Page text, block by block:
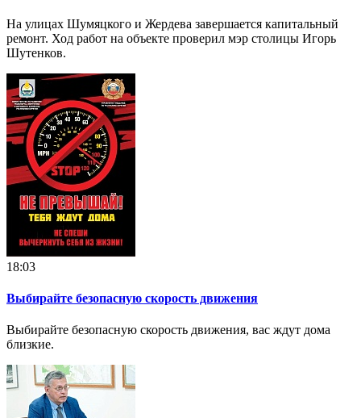
На улицах Шумяцкого и Жердева завершается капитальный
ремонт. Ход работ на объекте проверил мэр столицы Игорь
Шутенков.
18:03
Выбирайте безопасную скорость движения
Выбирайте безопасную скорость движения, вас ждут дома
близкие.